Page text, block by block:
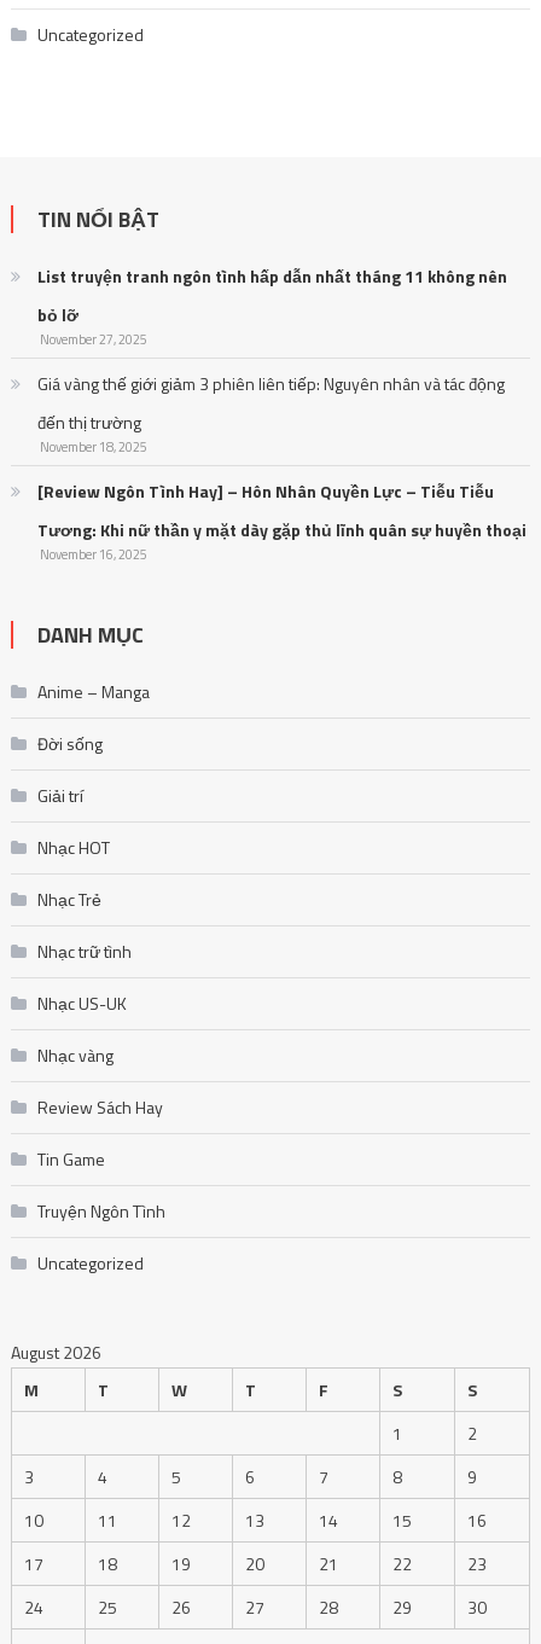
Uncategorized
TIN NỔI BẬT
List truyện tranh ngôn tình hấp dẫn nhất tháng 11 không nên
bỏ lỡ
November 27, 2025
Giá vàng thế giới giảm 3 phiên liên tiếp: Nguyên nhân và tác động
đến thị trường
November 18, 2025
[Review Ngôn Tình Hay] – Hôn Nhân Quyền Lực – Tiễu Tiễu
Tương: Khi nữ thần y mặt dày gặp thủ lĩnh quân sự huyền thoại
November 16, 2025
DANH MỤC
Anime – Manga
Đời sống
Giải trí
Nhạc HOT
Nhạc Trẻ
Nhạc trữ tình
Nhạc US-UK
Nhạc vàng
Review Sách Hay
Tin Game
Truyện Ngôn Tình
Uncategorized
August 2026
M
T W T F S
S
1
2
3
4 5 6 7 8
9
10
11 12 13 14 15
16
17
18 19 20 21 22
23
24
25 26 27 28 29
30